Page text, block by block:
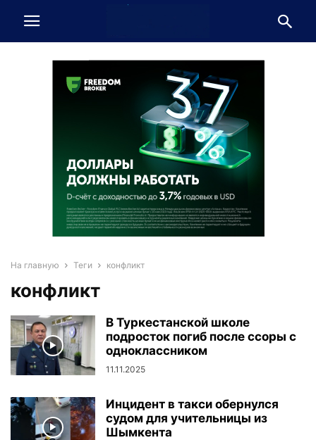
На главную Теги конфликт
конфликт
В Туркестанской школе
подросток погиб после ссоры с
одноклассником
11.11.2025
Инцидент в такси обернулся
судом для учительницы из
Шымкента